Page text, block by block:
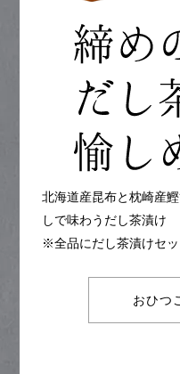
北海道産昆布と枕崎産
しで味わうだし茶漬け
※全品にだし茶漬けセ
おひつ